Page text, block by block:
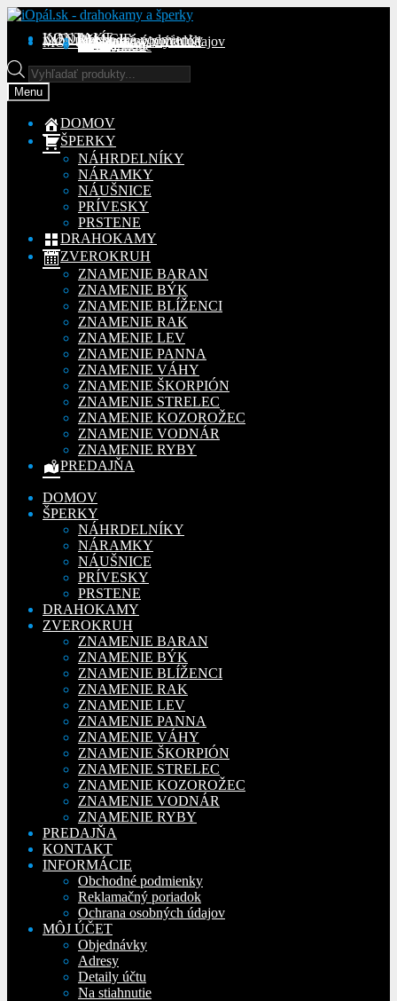
Preskočiť
navigáciu
Preskočiť
obsah
KONTAKT
INFORMÁCIE
Obchodné podmienky
Reklamačný poriadok
Ochrana osobných údajov
MÔJ ÚČETObjednávky
Adresy
Detaily účtu
Na stiahnutie
Products
search
Menu
DOMOV
ŠPERKY
NÁHRDELNÍKY
NÁRAMKY
NÁUŠNICE
PRÍVESKY
PRSTENE
DRAHOKAMY
ZVEROKRUH
ZNAMENIE BARAN
ZNAMENIE BÝK
ZNAMENIE BLÍŽENCI
ZNAMENIE RAK
ZNAMENIE LEV
ZNAMENIE PANNA
ZNAMENIE VÁHY
ZNAMENIE ŠKORPIÓN
ZNAMENIE STRELEC
ZNAMENIE KOZOROŽEC
ZNAMENIE VODNÁR
ZNAMENIE RYBY
PREDAJŇA
DOMOV
ŠPERKY
NÁHRDELNÍKY
NÁRAMKY
NÁUŠNICE
PRÍVESKY
PRSTENE
DRAHOKAMY
ZVEROKRUH
ZNAMENIE BARAN
ZNAMENIE BÝK
ZNAMENIE BLÍŽENCI
ZNAMENIE RAK
ZNAMENIE LEV
ZNAMENIE PANNA
ZNAMENIE VÁHY
ZNAMENIE ŠKORPIÓN
ZNAMENIE STRELEC
ZNAMENIE KOZOROŽEC
ZNAMENIE VODNÁR
ZNAMENIE RYBY
PREDAJŇA
KONTAKT
INFORMÁCIE
Obchodné podmienky
Reklamačný poriadok
Ochrana osobných údajov
MÔJ ÚČET
Objednávky
Adresy
Detaily účtu
Na stiahnutie